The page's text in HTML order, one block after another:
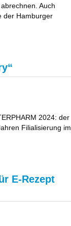
Auch
der Hamburger
2024: der
Filialisierung im
E-Rezept